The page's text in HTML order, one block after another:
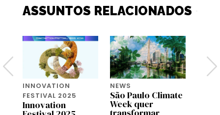
ASSUNTOS RELACIONADOS
INNOVATION
FESTIVAL 2025
Innovation
NEWS
São Paulo Climate
Week quer